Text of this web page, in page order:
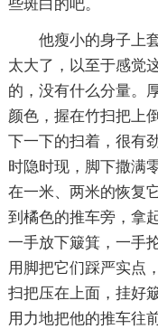
些斑白的吧。
他瘦小的身子上套
太大了，以至于感觉
的，没有什么分量。
颜色，握在竹扫把上
下一下的扫着，很有
时隐时现，脚下撒满
在一米、两米的恢复
到橘色的推车旁，拿
一手放下簸箕，一手
用脚把它们踩严实点
扫把压在上面，挂好
用力地把他的推车往